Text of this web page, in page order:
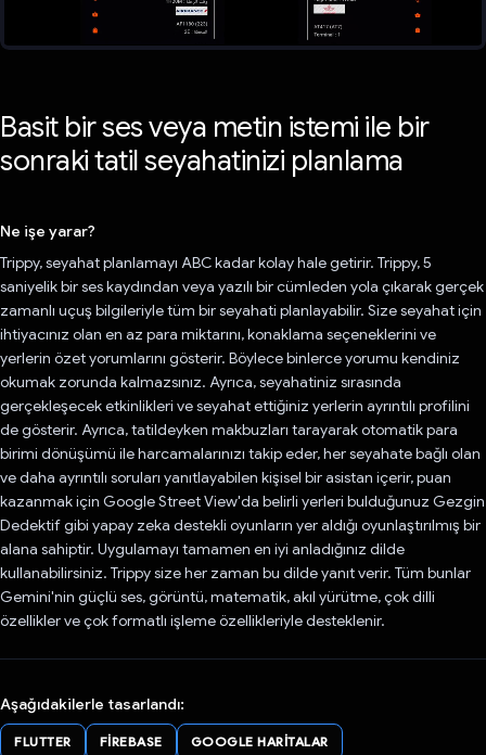
Basit bir ses veya metin istemi ile bir
sonraki tatil seyahatinizi planlama
Ne işe yarar?
Trippy, seyahat planlamayı ABC kadar kolay hale getirir. Trippy, 5
saniyelik bir ses kaydından veya yazılı bir cümleden yola çıkarak gerçek
zamanlı uçuş bilgileriyle tüm bir seyahati planlayabilir. Size seyahat için
ihtiyacınız olan en az para miktarını, konaklama seçeneklerini ve
yerlerin özet yorumlarını gösterir. Böylece binlerce yorumu kendiniz
okumak zorunda kalmazsınız. Ayrıca, seyahatiniz sırasında
gerçekleşecek etkinlikleri ve seyahat ettiğiniz yerlerin ayrıntılı profilini
de gösterir. Ayrıca, tatildeyken makbuzları tarayarak otomatik para
birimi dönüşümü ile harcamalarınızı takip eder, her seyahate bağlı olan
ve daha ayrıntılı soruları yanıtlayabilen kişisel bir asistan içerir, puan
kazanmak için Google Street View'da belirli yerleri bulduğunuz Gezgin
Dedektif gibi yapay zeka destekli oyunların yer aldığı oyunlaştırılmış bir
alana sahiptir. Uygulamayı tamamen en iyi anladığınız dilde
kullanabilirsiniz. Trippy size her zaman bu dilde yanıt verir. Tüm bunlar
Gemini'nin güçlü ses, görüntü, matematik, akıl yürütme, çok dilli
özellikler ve çok formatlı işleme özellikleriyle desteklenir.
Aşağıdakilerle tasarlandı:
FLUTTER FIREBASE GOOGLE HARITALAR